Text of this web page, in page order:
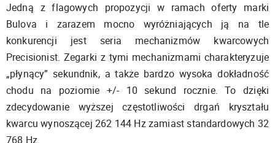
Jedną z flagowych propozycji w ramach oferty marki
Bulova i zarazem mocno wyróżniających ją na tle
konkurencji jest seria mechanizmów kwarcowych
Precisionist. Zegarki z tymi mechanizmami charakteryzuje
„płynący” sekundnik, a także bardzo wysoka dokładność
chodu na poziomie +/- 10 sekund rocznie. To dzięki
zdecydowanie wyższej częstotliwości drgań kryształu
kwarcu wynoszącej 262 144 Hz zamiast standardowych 32
768 Hz.